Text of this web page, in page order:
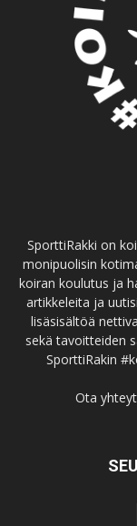
SporttiRakki on
monipuolisin
koiran koulutus ja
artikkeleita ja
lisäsisältöä
sekä tavoitteiden
SporttiRakin
Ota